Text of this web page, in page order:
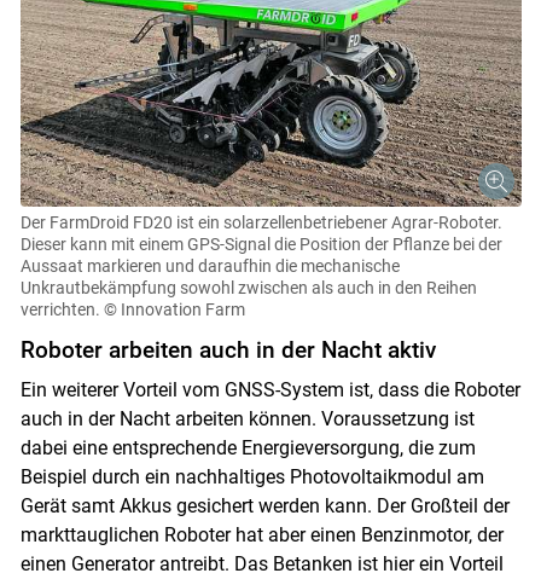
Der FarmDroid FD20 ist ein solarzellenbetriebener Agrar-Roboter.
Dieser kann mit einem GPS-Signal die Position der Pflanze bei der
Aussaat markieren und daraufhin die mechanische
Unkrautbekämpfung sowohl zwischen als auch in den Reihen
verrichten. © Innovation Farm
Roboter arbeiten auch in der Nacht aktiv
Ein weiterer Vorteil vom GNSS-System ist, dass die Roboter
auch in der Nacht arbeiten können. Voraussetzung ist
dabei eine entsprechende Energieversorgung, die zum
Beispiel durch ein nachhaltiges Photovoltaikmodul am
Gerät samt Akkus gesichert werden kann. Der Großteil der
markttauglichen Roboter hat aber einen Benzinmotor, der
einen Generator antreibt. Das Betanken ist hier ein Vorteil